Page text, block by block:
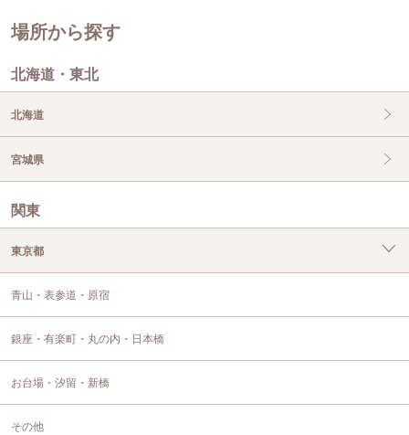
場所から探す
北海道・東北
北海道
宮城県
関東
東京都
青山・表参道・原宿
銀座・有楽町・丸の内・日本橋
お台場・汐留・新橋
その他